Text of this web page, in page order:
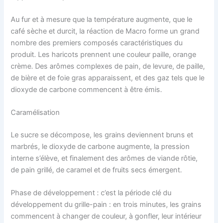
Au fur et à mesure que la température augmente, que le
café sèche et durcit, la réaction de Macro forme un grand
nombre des premiers composés caractéristiques du
produit. Les haricots prennent une couleur paille, orange
crème. Des arômes complexes de pain, de levure, de paille,
de bière et de foie gras apparaissent, et des gaz tels que le
dioxyde de carbone commencent à être émis.
Caramélisation
Le sucre se décompose, les grains deviennent bruns et
marbrés, le dioxyde de carbone augmente, la pression
interne s’élève, et finalement des arômes de viande rôtie,
de pain grillé, de caramel et de fruits secs émergent.
Phase de développement : c’est la période clé du
développement du grille-pain : en trois minutes, les grains
commencent à changer de couleur, à gonfler, leur intérieur